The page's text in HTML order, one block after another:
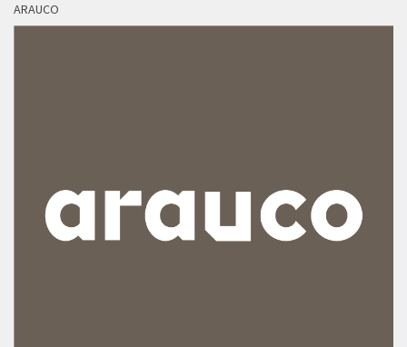
ARAUCO